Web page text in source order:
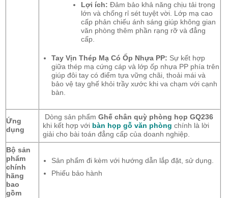
Lợi ích: Đảm bảo khả năng chịu tải trọng
lớn và chống rỉ sét tuyệt vời. Lớp mạ cao
cấp phản chiếu ánh sáng giúp không gian
văn phòng thêm phần rạng rỡ và đẳng
cấp.
Tay Vịn Thép Mạ Có Ốp Nhựa PP: Sự kết hợp
giữa thép mạ cứng cáp và lớp ốp nhựa PP phía trên
giúp đôi tay có điểm tựa vững chãi, thoải mái và
bảo vệ tay ghế khỏi trầy xước khi va chạm với cạnh
bàn.
Ứng
dụng
Dòng sản phẩm Ghế chân quỳ phòng họp GQ236
khi kết hợp với bàn họp gỗ văn phòng chính là lời
giải cho bài toán đẳng cấp của doanh nghiệp.
Bộ sản
phẩm
chính
hãng
bao
gồm
Sản phẩm đi kèm với hướng dẫn lắp đặt, sử dụng.
Phiếu bảo hành